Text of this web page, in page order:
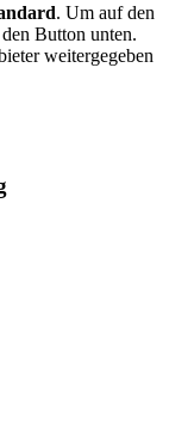
. Um auf den
Button unten.
weitergegeben